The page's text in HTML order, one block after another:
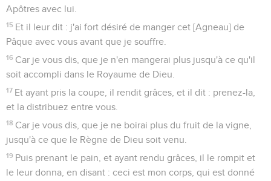
Apôtres avec lui.
15 Et il leur dit : j'ai fort désiré de manger cet [Agneau] de
Pâque avec vous avant que je souffre.
16 Car je vous dis, que je n'en mangerai plus jusqu'à ce qu'il
soit accompli dans le Royaume de Dieu.
17 Et ayant pris la coupe, il rendit grâces, et il dit : prenez-la,
et la distribuez entre vous.
18 Car je vous dis, que je ne boirai plus du fruit de la vigne,
jusqu'à ce que le Règne de Dieu soit venu.
19 Puis prenant le pain, et ayant rendu grâces, il le rompit et
le leur donna, en disant : ceci est mon corps, qui est donné